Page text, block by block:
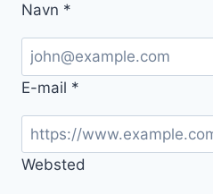
Navn *
E-mail *
Websted